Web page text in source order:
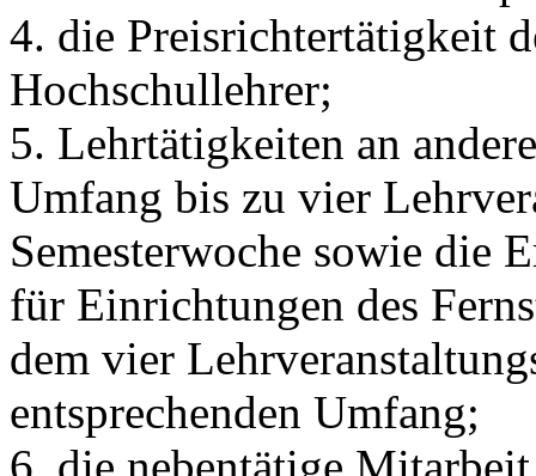
4. die Preisrichtertätigkeit
Hochschullehrer;
5. Lehrtätigkeiten an
Umfang bis zu vier
Semesterwoche sowie die
für Einrichtungen des
dem vier
entsprechenden Umfang;